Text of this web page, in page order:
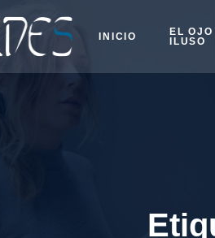
INICIO
EL OJO
ILUSO